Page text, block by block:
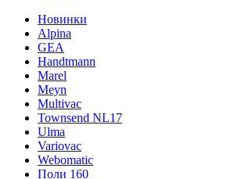
Новинки
Alpina
GEA
Handtmann
Marel
Meyn
Multivac
Townsend NL17
Ulma
Variovac
Webomatic
Поли 160